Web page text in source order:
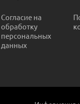
Согласие на
обработку
персональных
данных